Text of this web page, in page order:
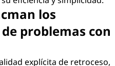
los
problemas con
explícita de retroceso,